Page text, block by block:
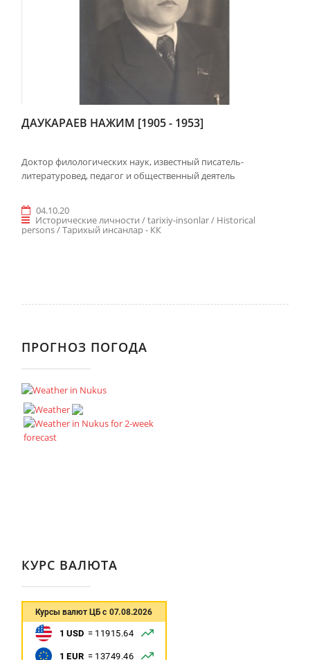
ДАУКАРАЕВ НАЖИМ [1905 - 1953]
Доктор филологических наук, известный писатель-
литературовед, педагог и общественный деятель
04.10.20
Исторические личности / tarixiy-insonlar / Historical
persons / Taрихый инсанлар - КК
ПРОГНОЗ ПОГОДА
КУРС ВАЛЮТА